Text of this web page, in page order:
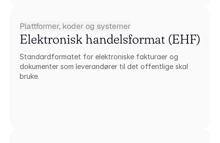
Plattformer, koder og systemer
Elektronisk handelsformat (EHF)
Standardformatet for elektroniske fakturaer og
dokumenter som leverandører til det offentlige skal
bruke.